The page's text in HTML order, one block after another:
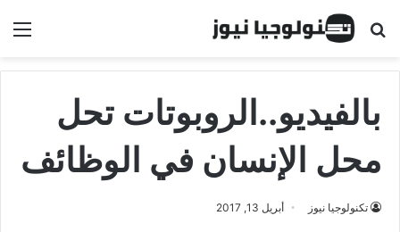
البحث عن
بالفيديو..الروبوتات تحل
محل الإنسان في الوظائف
تكنولوجيا نيوز أبريل 13, 2017